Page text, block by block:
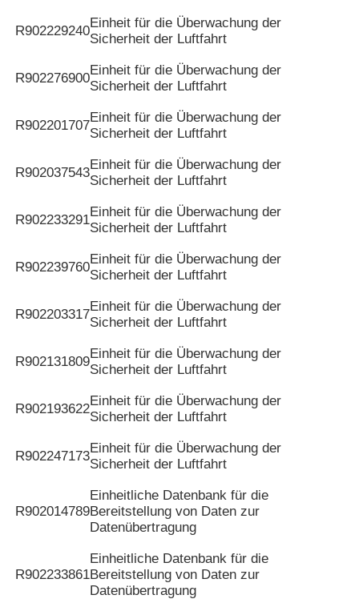
R902229240
Einheit für die Überwachung der
Sicherheit der Luftfahrt
R902276900
Einheit für die Überwachung der
Sicherheit der Luftfahrt
R902201707
Einheit für die Überwachung der
Sicherheit der Luftfahrt
R902037543
Einheit für die Überwachung der
Sicherheit der Luftfahrt
R902233291
Einheit für die Überwachung der
Sicherheit der Luftfahrt
R902239760
Einheit für die Überwachung der
Sicherheit der Luftfahrt
R902203317
Einheit für die Überwachung der
Sicherheit der Luftfahrt
R902131809
Einheit für die Überwachung der
Sicherheit der Luftfahrt
R902193622
Einheit für die Überwachung der
Sicherheit der Luftfahrt
R902247173
Einheit für die Überwachung der
Sicherheit der Luftfahrt
R902014789
Einheitliche Datenbank für die
Bereitstellung von Daten zur
Datenübertragung
R902233861
Einheitliche Datenbank für die
Bereitstellung von Daten zur
Datenübertragung